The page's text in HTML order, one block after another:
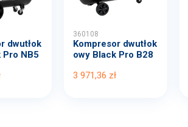
dwutłok
Pro NB5
360108
Kompresor dwutłok
owy Black Pro B28
3 971,36 zł